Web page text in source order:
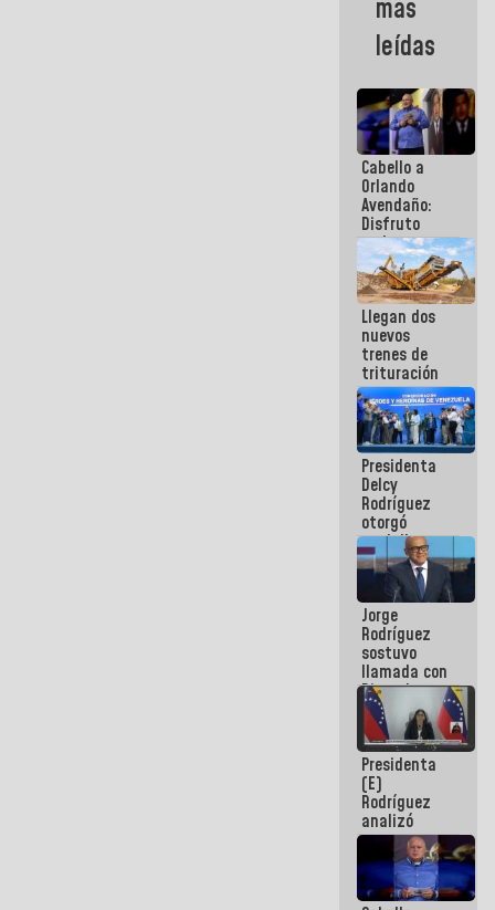
más
leídas
Cabello a
Orlando
Avendaño:
Disfruto
cada vez
que escribes
porque lo
que haces
es
embarrarla
Llegan dos
nuevos
trenes de
trituración
para
optimizar
manejo de
escombros
en La Guaira
Presidenta
Delcy
Rodríguez
otorgó
medalla
"Héroe de
Venezuela"
a servidores
públicos
Jorge
Rodríguez
sostuvo
llamada con
Dinorah
Figuera y
acuerdan
primer
encuentro
presencial
para el
diálogo
Presidenta
(E)
Rodríguez
analizó
junto a
gobernadores
planes de
recuperación